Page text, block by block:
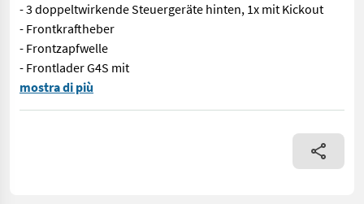
- 3 doppeltwirkende Steuergeräte hinten, 1x mit Kickout
- Frontkraftheber
- Frontzapfwelle
- Frontlader G4S mit
Zum Verkauf steht dieser neue Valtra A115 der aktualisierten
mostra di più